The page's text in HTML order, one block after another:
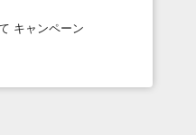
キャンペーン